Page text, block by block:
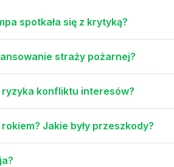
spotkała się z krytyką?
straży pożarnej?
ryzyka konfliktu interesów?
Jakie były przeszkody?